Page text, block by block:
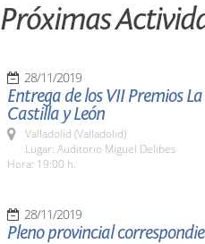
Próximas
28/11/2019
Entrega de los VII Premios
Castilla y León
Valladolid (Valladolid)
Lugar: Auditorio Miguel Delibes
Hora: 19:00 h.
28/11/2019
Pleno provincial